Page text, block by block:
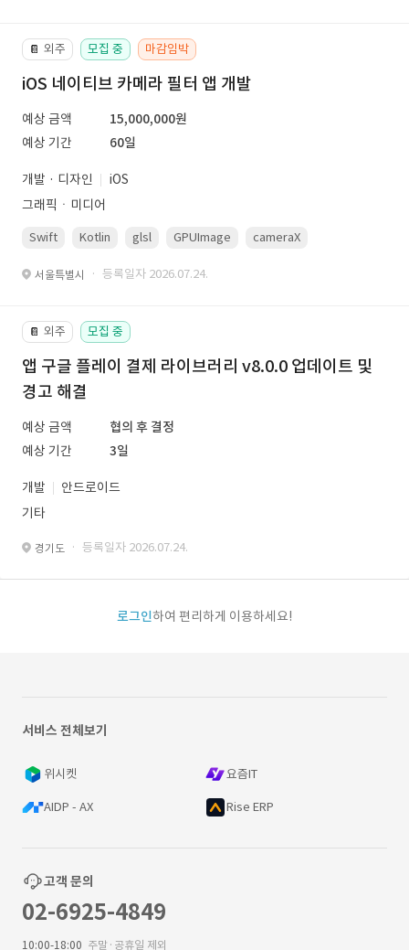
📔 외주 모집 중 마감임박
iOS 네이티브 카메라 필터 앱 개발
예상 금액
15,000,000원
예상 기간
60일
개발 · 디자인
iOS
그래픽ㆍ미디어
Swift Kotlin glsl GPUImage cameraX
서울특별시 · 등록일자 2026.07.24.
📔 외주 모집 중
앱 구글 플레이 결제 라이브러리 v8.0.0 업데이트 및
경고 해결
예상 금액
협의 후 결정
예상 기간
3일
개발
안드로이드
기타
경기도 · 등록일자 2026.07.24.
로그인하여 편리하게 이용하세요!
서비스 전체보기
위시켓 요즘IT
AIDP - AX Rise ERP
고객 문의
02-6925-4849
10:00-18:00 주말·공휴일 제외